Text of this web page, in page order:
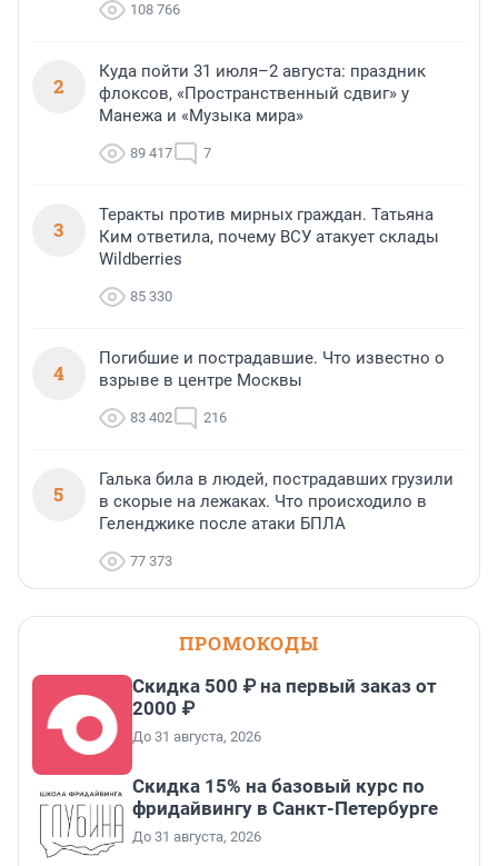
108 766
2
Куда пойти 31 июля–2 августа: праздник
флоксов, «Пространственный сдвиг» у
Манежа и «Музыка мира»
89 417 7
3
Теракты против мирных граждан. Татьяна
Ким ответила, почему ВСУ атакует склады
Wildberries
85 330
4
Погибшие и пострадавшие. Что известно о
взрыве в центре Москвы
83 402 216
5
Галька била в людей, пострадавших грузили
в скорые на лежаках. Что происходило в
Геленджике после атаки БПЛА
77 373
ПРОМОКОДЫ
Скидка 500 ₽ на первый заказ от
2000 ₽
До 31 августа, 2026
Скидка 15% на базовый курс по
фридайвингу в Санкт-Петербурге
До 31 августа, 2026